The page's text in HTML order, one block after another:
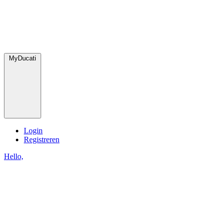
MyDucati
Login
Registreren
Hello,